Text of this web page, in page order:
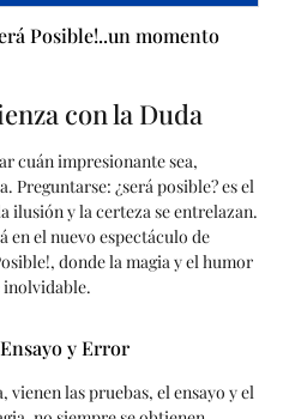
Posible!..un momento
con la Duda
cuán impresionante sea,
Preguntarse: ¿será posible? es el
ilusión y la certeza se entrelazan.
en el nuevo espectáculo de
donde la magia y el humor
inolvidable.
y Error
vienen las pruebas, el ensayo y el